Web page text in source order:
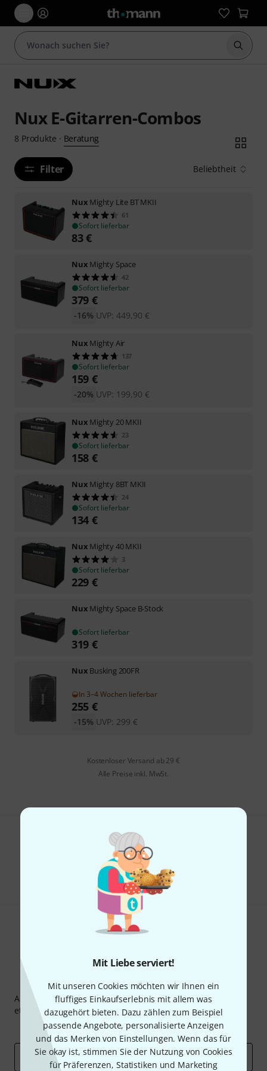
Mit Liebe serviert!
Mit unseren Cookies möchten wir Ihnen ein
fluffiges Einkaufserlebnis mit allem was
dazugehört bieten. Dazu zählen zum Beispiel
passende Angebote, personalisierte Anzeigen
und das Merken von Einstellungen. Wenn das für
Sie okay ist, stimmen Sie der Nutzung von Cookies
für Präferenzen, Statistiken und Marketing
Suche
Nux E-Gitarren-Combos
8 Produkte · Beratung
Filter Beliebtheit
Nux Mighty Lite BT MKII
61
Sofort lieferbar
83€
Nux Mighty Space
42
Sofort lieferbar
379 €
UVP: 449,90 €
-16%
Nux Mighty Air
137
Sofort lieferbar
159 €
UVP: 199,90 €
-20%
Nux Mighty 20 MKII
23
Sofort lieferbar
158 €
Nux Mighty 8BT MKII
24
Sofort lieferbar
134 €
Nux Mighty 40 MKII
3
Sofort lieferbar
229 €
Nux Mighty Space B-Stock
Sofort lieferbar
319 €
Nux Busking 200FR
In 3–4 Wochen lieferbar
255 €
UVP: 299 €
-15%
Kostenloser Versand ab 29 €
Alle Preise inkl. MwSt.
Gefällt Ihnen, was Sie sehen?
Teilen Hilfe & Feedback
Thomann Newsletter
Abonniere den Thomann Newsletter und gewinne mit
etwas Glück einen von50 Gutscheinenüber jeweils
Inspirierende Beiträge
Deals Thomann Insights
E-Mail-Adresse*